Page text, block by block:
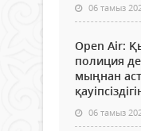
06 тамыз
Open Air:
полиция
мыңнан
06 тамыз